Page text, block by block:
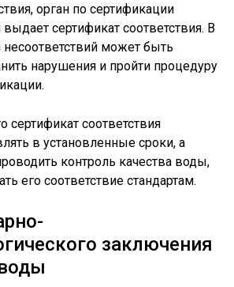
орган по сертификации
сертификат соответствия. В
может быть
нарушения и пройти процедуру
сертификат соответствия
в установленные сроки, а
контроль качества воды,
его соответствие стандартам.
заключения